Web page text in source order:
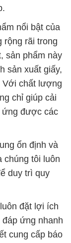
nổi bật của
rộng rãi trong
sản phẩm này
sản xuất giấy,
Với chất lượng
chỉ giúp cải
ứng được các
ổn định và
chúng tôi luôn
duy trì quy
đặt lợi ích
ứng nhanh
cung cấp báo